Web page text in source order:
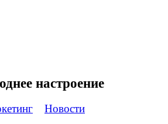
настроение
Новости